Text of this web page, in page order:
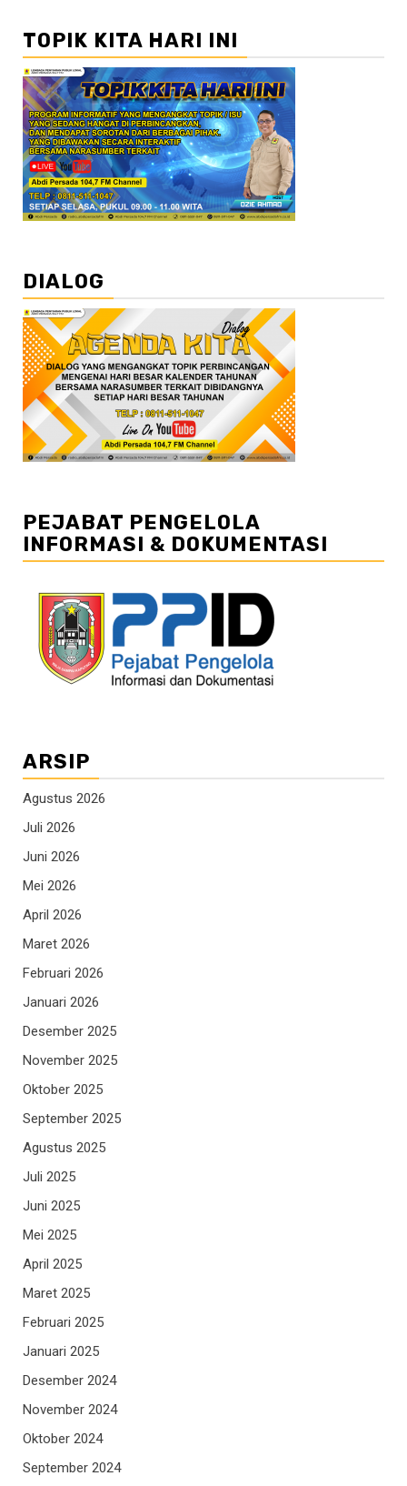
TOPIK KITA HARI INI
DIALOG
PEJABAT PENGELOLA
INFORMASI & DOKUMENTASI
ARSIP
Agustus 2026
Juli 2026
Juni 2026
Mei 2026
April 2026
Maret 2026
Februari 2026
Januari 2026
Desember 2025
November 2025
Oktober 2025
September 2025
Agustus 2025
Juli 2025
Juni 2025
Mei 2025
April 2025
Maret 2025
Februari 2025
Januari 2025
Desember 2024
November 2024
Oktober 2024
September 2024